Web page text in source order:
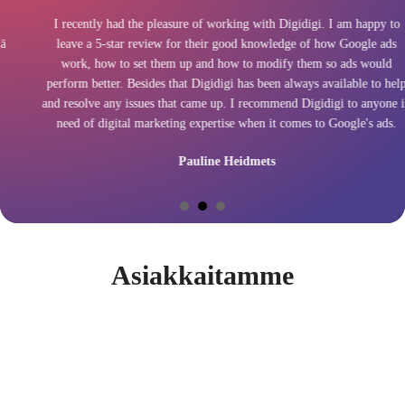
I recently had the pleasure of working with Digidigi. I am happy to
leave a 5-star review for their good knowledge of how Google ads
work, how to set them up and how to modify them so ads would
perform better. Besides that Digidigi has been always available to help
and resolve any issues that came up. I recommend Digidigi to anyone in
need of digital marketing expertise when it comes to Google's ads.
Pauline Heidmets
Asiakkaitamme